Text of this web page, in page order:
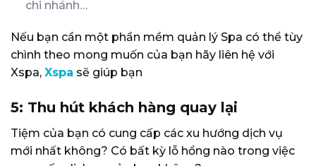
chi nhánh…
Nếu bạn cần một phần mềm quản lý Spa có thể tùy
chình theo mong muốn của bạn hãy liên hệ với
Xspa, Xspa sẽ giúp bạn
5: Thu hút khách hàng quay lại
Tiệm của bạn có cung cấp các xu hướng dịch vụ
mới nhất không? Có bất kỳ lỗ hổng nào trong việc